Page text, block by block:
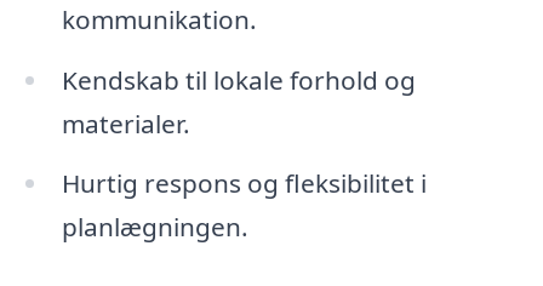
kommunikation.
Kendskab til lokale forhold og
materialer.
Hurtig respons og fleksibilitet i
planlægningen.